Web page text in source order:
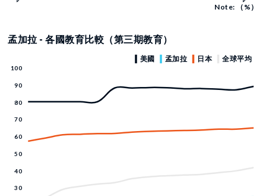
Note: （%）
孟加拉 - 各國教育比較（第三期教育）